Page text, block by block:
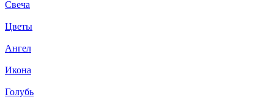
Свеча
Цветы
Ангел
Икона
Голубь